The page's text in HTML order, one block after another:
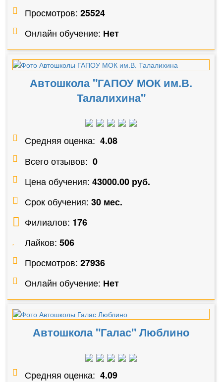
Просмотров: 25524
Онлайн обучение: Нет
Автошкола "ГАПОУ МОК им.В.
Талалихина"
Средняя оценка: 4.08
Всего отзывов: 0
Цена обучения: 43000.00 руб.
Срок обучения: 30 мес.
Филиалов: 176
Лайков: 506
Просмотров: 27936
Онлайн обучение: Нет
Автошкола "Галас" Люблино
Средняя оценка: 4.09